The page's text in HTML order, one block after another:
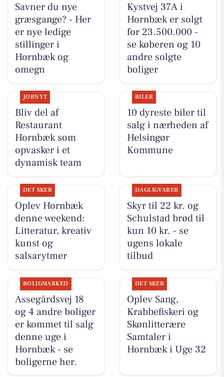
Savner du nye
græsgange? - Her
er nye ledige
stillinger i
Hornbæk og
omegn
Kystvej 37A i
Hornbæk er solgt
for 23.500.000 -
se køberen og 10
andre solgte
boliger
JOBNYT
Bliv del af
Restaurant
Hornbæk som
opvasker i et
dynamisk team
BILER
10 dyreste biler til
salg i nærheden af
Helsingør
Kommune
DET SKER
Oplev Hornbæk
denne weekend:
Litteratur, kreativ
kunst og
salsarytmer
DAGLIGVARER
Skyr til 22 kr. og
Schulstad brød til
kun 10 kr. - se
ugens lokale
tilbud
BOLIGMARKED
Assegårdsvej 18
og 4 andre boliger
er kommet til salg
denne uge i
Hornbæk - se
boligerne her.
DET SKER
Oplev Sang,
Krabbefiskeri og
Skønlitterære
Samtaler i
Hornbæk i Uge 32